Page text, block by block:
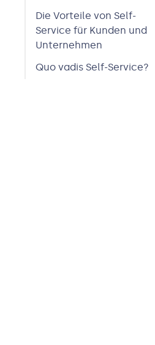
Die Vorteile von Self-
Service für Kunden und
Unternehmen
Quo vadis Self-Service?